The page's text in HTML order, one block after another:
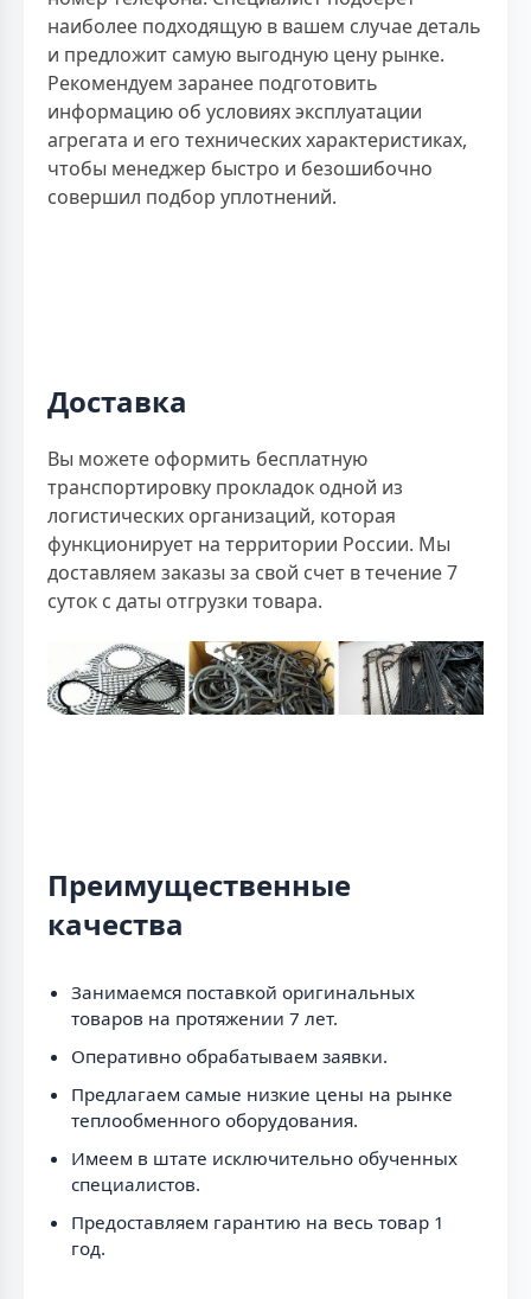
наиболее подходящую в вашем случае деталь
и предложит самую выгодную цену рынке.
Рекомендуем заранее подготовить
информацию об условиях эксплуатации
агрегата и его технических характеристиках,
чтобы менеджер быстро и безошибочно
совершил подбор уплотнений.
Доставка
Вы можете оформить бесплатную
транспортировку прокладок одной из
логистических организаций, которая
функционирует на территории России. Мы
доставляем заказы за свой счет в течение 7
суток с даты отгрузки товара.
Преимущественные
качества
Занимаемся поставкой оригинальных
товаров на протяжении 7 лет.
Оперативно обрабатываем заявки.
Предлагаем самые низкие цены на рынке
теплообменного оборудования.
Имеем в штате исключительно обученных
специалистов.
Предоставляем гарантию на весь товар 1
год.